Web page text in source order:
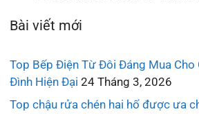
Bài viết mới
Top Bếp Điện Từ Đôi Đáng Mua Cho
Đình Hiện Đại 24 Tháng 3, 2026
Top chậu rửa chén hai hố được ưa